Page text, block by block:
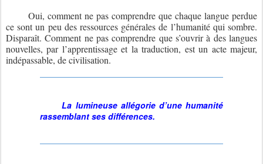
Oui, comment ne pas comprendre que chaque langue perdue
ce sont un peu des ressources générales de l’humanité qui sombre.
Disparaît. Comment ne pas comprendre que s’ouvrir à des langues
nouvelles, par l’apprentissage et la traduction, est un acte majeur,
indépassable, de civilisation.
La lumineuse allégorie d’une humanité
rassemblant ses différences.